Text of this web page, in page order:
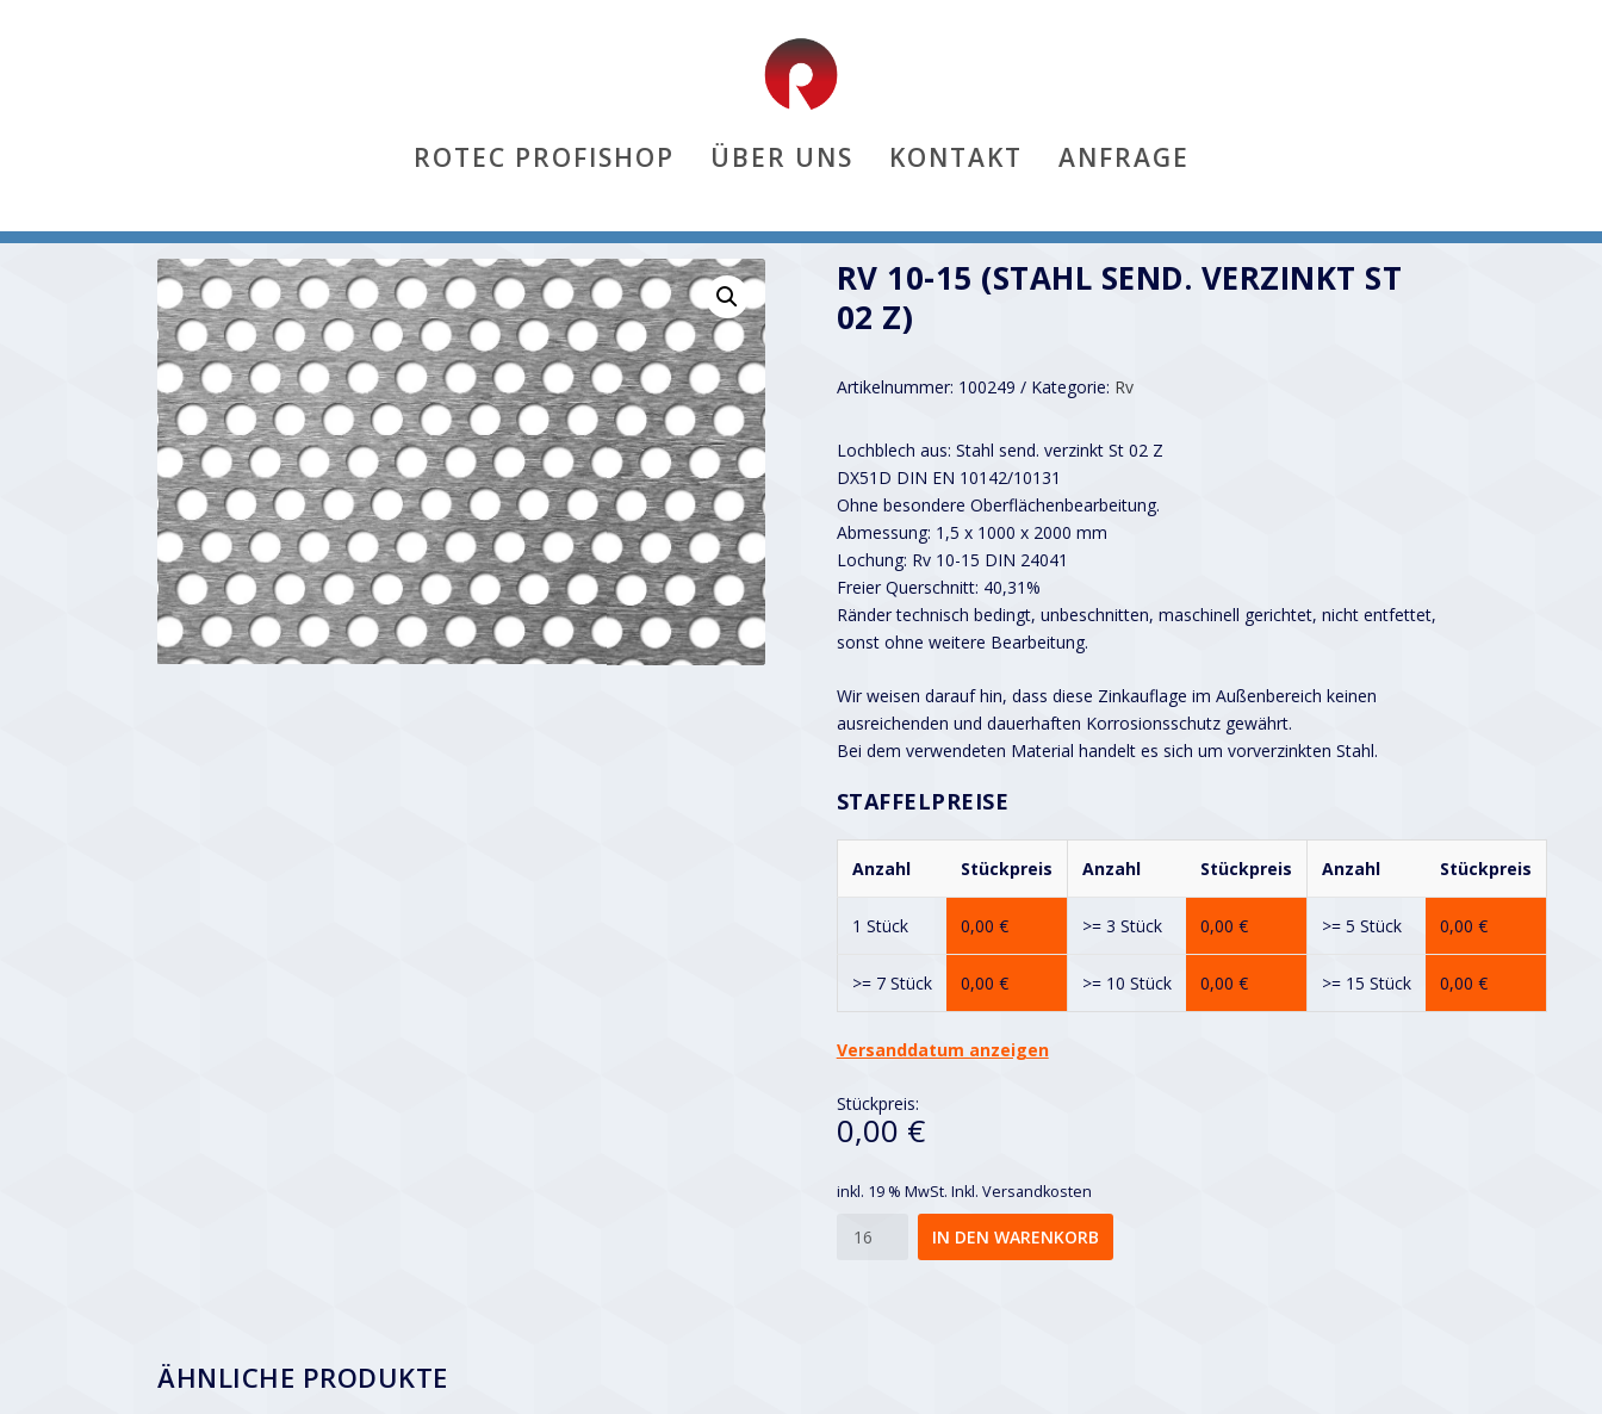
ROTEC PROFISHOP ÜBER UNS KONTAKT ANFRAGE
Start/Rv/ Rv 10-15 (Stahl send. verzinkt St 02 Z)
RV 10-15 (STAHL SEND. VERZINKT ST
02 Z)
Artikelnummer: 100249 Kategorie: Rv
Lochblech aus: Stahl send. verzinkt St 02 Z
DX51D DIN EN 10142/10131
Ohne besondere Oberflächenbearbeitung.
Abmessung: 1,5 x 1000 x 2000 mm
Lochung: Rv 10-15 DIN 24041
Freier Querschnitt: 40,31%
Ränder technisch bedingt, unbeschnitten, maschinell gerichtet, nicht entfettet,
sonst ohne weitere Bearbeitung.
Wir weisen darauf hin, dass diese Zinkauflage im Außenbereich keinen
ausreichenden und dauerhaften Korrosionsschutz gewährt.
Bei dem verwendeten Material handelt es sich um vorverzinkten Stahl.
STAFFELPREISE
Anzahl Stückpreis Anzahl Stückpreis Anzahl Stückpreis
1 Stück 0,00 € >= 3 Stück 0,00 € >= 5 Stück 0,00 €
>= 7 Stück 0,00 € >= 10 Stück 0,00 € >= 15 Stück 0,00 €
Versanddatum anzeigen
Stückpreis:
0,00 €
inkl. 19 % MwSt. Inkl. Versandkosten
IN DEN WARENKORB
ÄHNLICHE PRODUKTE